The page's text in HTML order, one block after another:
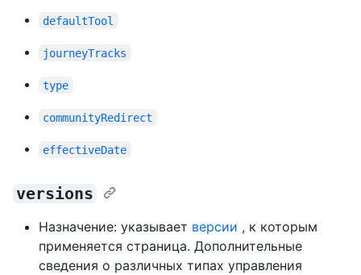
defaultTool
journeyTracks
type
communityRedirect
effectiveDate
versions
Назначение: указывает версии , к которым
применяется страница. Дополнительные
сведения о различных типах управления